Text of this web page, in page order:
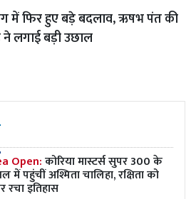
में फिर हुए बड़े बदलाव, ऋषभ पंत की
लगाई बड़ी उछाल
Open:कोरिया मास्टर्स सुपर 300 के
में पहुंचीं अश्मिता चालिहा, रक्षिता को
रचा इतिहास